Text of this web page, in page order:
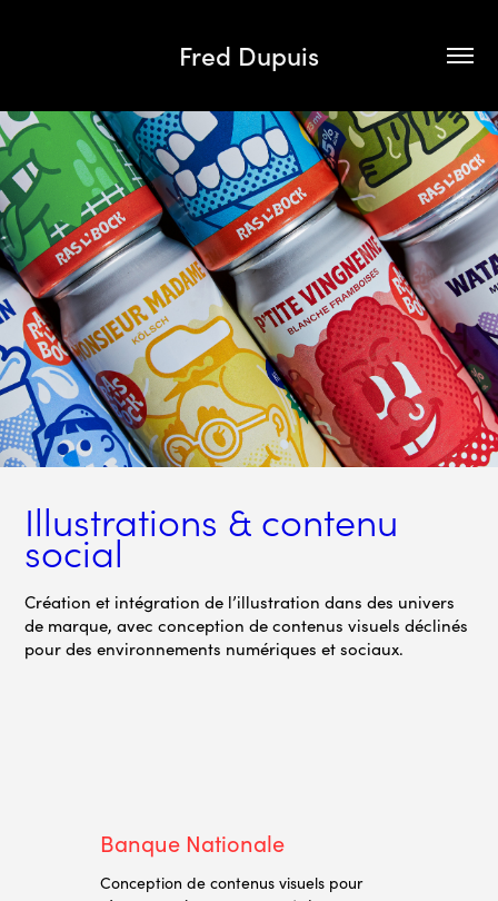
Fred Dupuis
Illustrations & contenu
social
Création et intégration de l’illustration dans des univers
de marque, avec conception de contenus visuels déclinés
pour des environnements numériques et sociaux.
Banque Nationale
Conception de contenus visuels pour